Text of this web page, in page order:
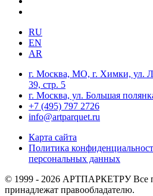
RU
EN
AR
г. Москва, МО, г. Химки, ул.
39, стр. 5
г. Москва, ул. Большая
+7 (495) 797 2726
info@artparquet.ru
Карта сайта
Политика
персональных данных
© 1999 - 2026 АРТПАРКЕТРУ Все
принадлежат правообладателю.